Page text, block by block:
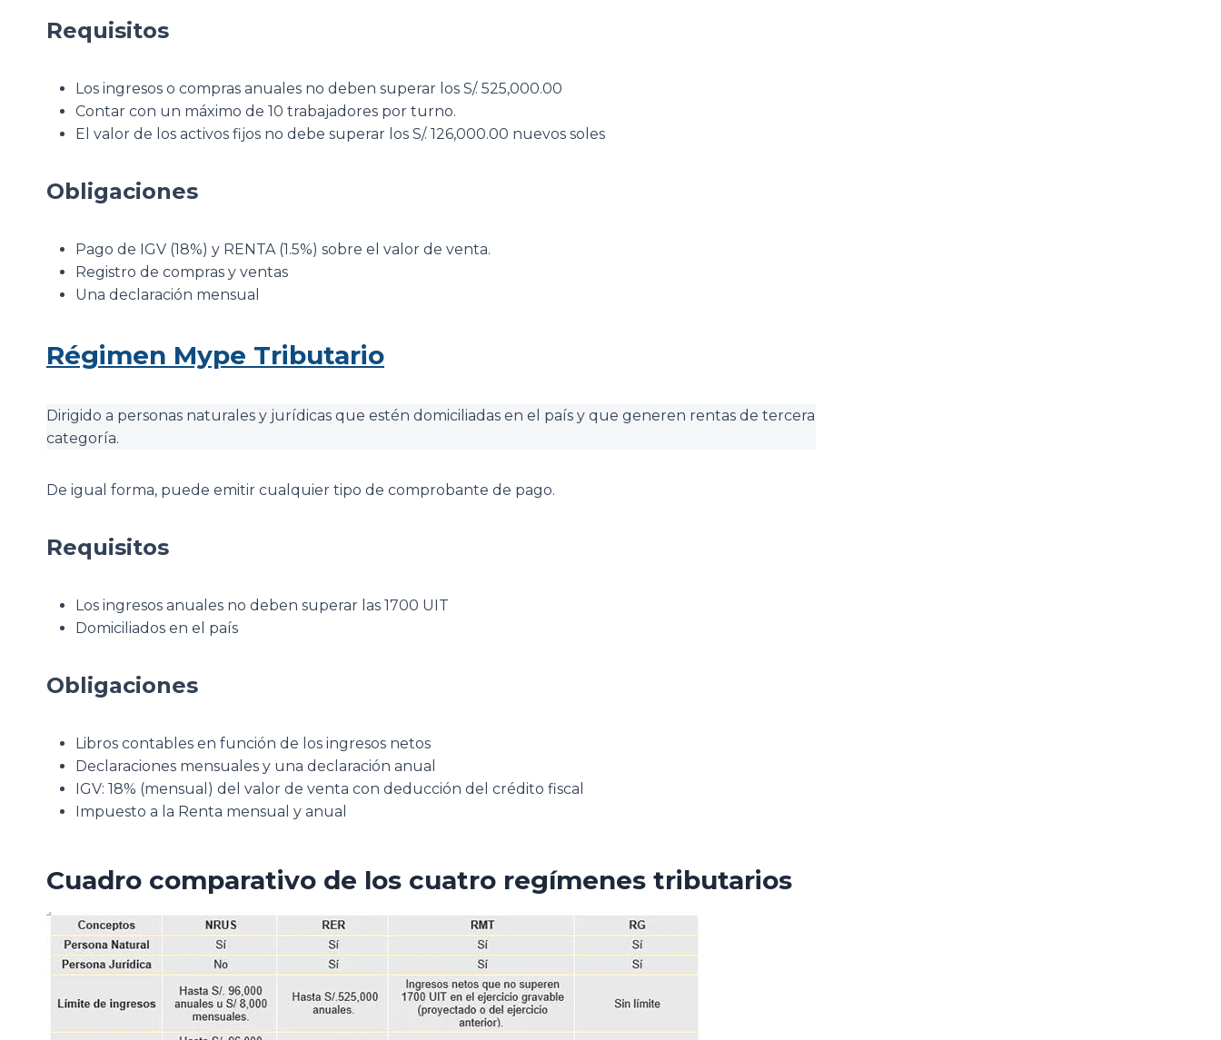
Requisitos
Los ingresos o compras anuales no deben superar los S/. 525,000.00
Contar con un máximo de 10 trabajadores por turno.
El valor de los activos fijos no debe superar los S/. 126,000.00 nuevos soles
Obligaciones
Pago de IGV (18%) y RENTA (1.5%) sobre el valor de venta.
Registro de compras y ventas
Una declaración mensual
Régimen Mype Tributario
Dirigido a personas naturales y jurídicas que estén domiciliadas en el país y que generen rentas de tercera
categoría.
De igual forma, puede emitir cualquier tipo de comprobante de pago.
Requisitos
Los ingresos anuales no deben superar las 1700 UIT
Domiciliados en el país
Obligaciones
Libros contables en función de los ingresos netos
Declaraciones mensuales y una declaración anual
IGV: 18% (mensual) del valor de venta con deducción del crédito fiscal
Impuesto a la Renta mensual y anual
Cuadro comparativo de los cuatro regímenes tributarios